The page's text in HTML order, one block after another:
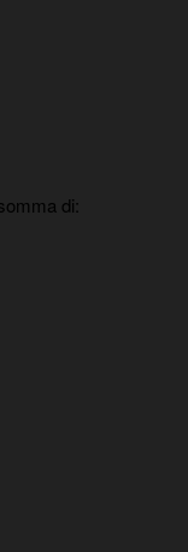
di: